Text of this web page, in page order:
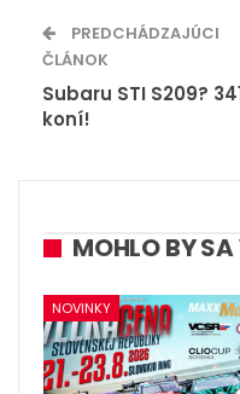
PREDCHÁDZAJÚCI
ČLÁNOK
Subaru STI S209?
koní!
MOHLO BY
NOVINKY